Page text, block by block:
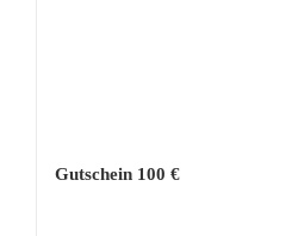
Gutschein 100 €